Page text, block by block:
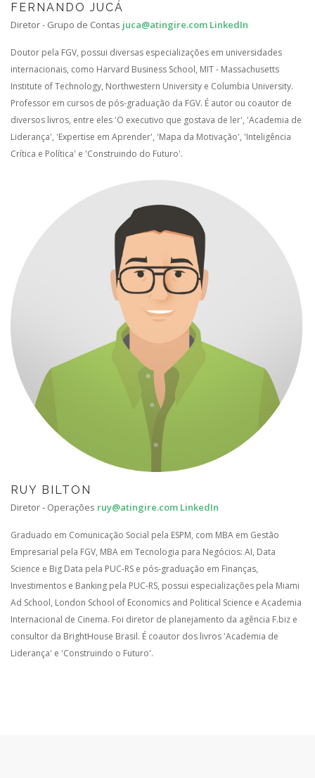
FERNANDO JUCÁ
Diretor - Grupo de Contas juca@atingire.com LinkedIn
Doutor pela FGV, possui diversas especializações em universidades
internacionais, como Harvard Business School, MIT - Massachusetts
Institute of Technology, Northwestern University e Columbia University.
Professor em cursos de pós-graduação da FGV. É autor ou coautor de
diversos livros, entre eles 'O executivo que gostava de ler', 'Academia de
Liderança', 'Expertise em Aprender', 'Mapa da Motivação', 'Inteligência
Crítica e Política' e 'Construindo do Futuro'.
RUY BILTON
Diretor - Operações ruy@atingire.com LinkedIn
Graduado em Comunicação Social pela ESPM, com MBA em Gestão
Empresarial pela FGV, MBA em Tecnologia para Negócios: AI, Data
Science e Big Data pela PUC-RS e pós-graduação em Finanças,
Investimentos e Banking pela PUC-RS, possui especializações pela Miami
Ad School, London School of Economics and Political Science e Academia
Internacional de Cinema. Foi diretor de planejamento da agência F.biz e
consultor da BrightHouse Brasil. É coautor dos livros 'Academia de
Liderança' e 'Construindo o Futuro'.